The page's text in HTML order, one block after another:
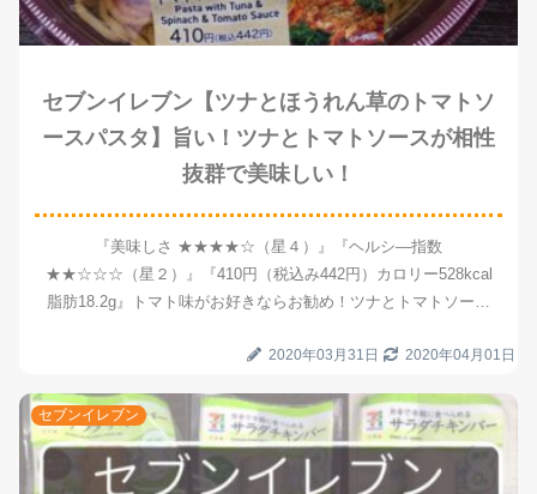
セブンイレブン【ツナとほうれん草のトマトソ
ースパスタ】旨い！ツナとトマトソースが相性
抜群で美味しい！
『美味しさ ★★★★☆（星４）』『ヘルシ―指数
★★☆☆☆（星２）』『410円（税込み442円）カロリー528kcal
脂肪18.2g』トマト味がお好きならお勧め！ツナとトマトソース
2020年03月31日 2020年04月01日
セブンイレブン